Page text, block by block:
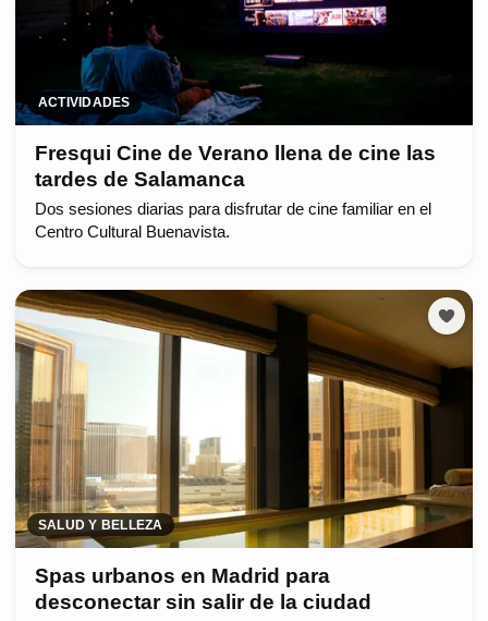
ACTIVIDADES
Fresqui Cine de Verano llena de cine las
tardes de Salamanca
Dos sesiones diarias para disfrutar de cine familiar en el
Centro Cultural Buenavista.
SALUD Y BELLEZA
Spas urbanos en Madrid para
desconectar sin salir de la ciudad